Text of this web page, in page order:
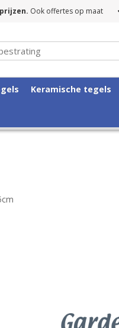
Ook offertes op maat
Keramische tegels